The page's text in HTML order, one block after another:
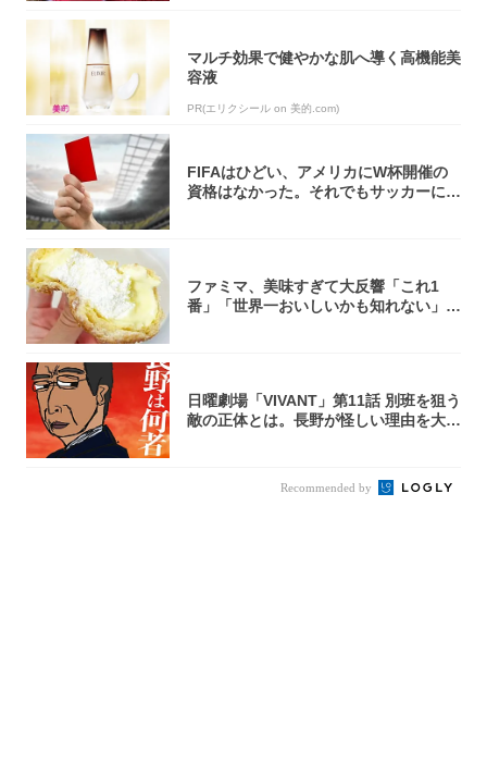
マルチ効果で健やかな肌へ導く高機能美
容液
PR(エリクシール on 美的.com)
FIFAはひどい、アメリカにW杯開催の
資格はなかった。それでもサッカーには
ファミマ、美味すぎて大反響「これ1
番」「世界一おいしいかも知れない」
日曜劇場「VIVANT」第11話 別班を狙う
敵の正体とは。長野が怪しい理由を大
Recommended by